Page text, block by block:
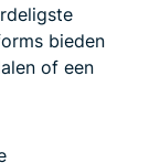
bieden
of een